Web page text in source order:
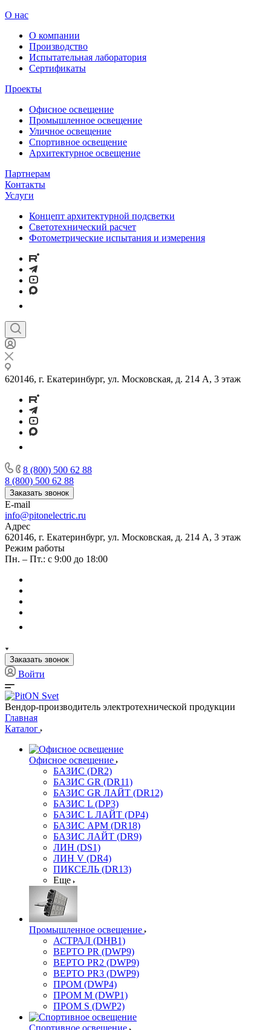
О нас
О компании
Производство
Испытательная лаборатория
Сертификаты
Проекты
Офисное освещение
Промышленное освещение
Уличное освещение
Спортивное освещение
Архитектурное освещение
Партнерам
Контакты
Услуги
Концепт архитектурной подсветки
Светотехнический расчет
Фотометрические испытания и измерения
620146, г. Екатеринбург, ул. Московская, д. 214 А, 3 этаж
8 (800) 500 62 88
8 (800) 500 62 88
Заказать звонок
E-mail
info@pitonelectric.ru
Адрес
620146, г. Екатеринбург, ул. Московская, д. 214 А, 3 этаж
Режим работы
Пн. – Пт.: с 9:00 до 18:00
Заказать звонок
Войти
Вендор-производитель электротехнической продукции
Главная
Каталог
Офисное освещение
БАЗИС (DR2)
БАЗИС GR (DR11)
БАЗИС GR ЛАЙТ (DR12)
БАЗИС L (DP3)
БАЗИС L ЛАЙТ (DP4)
БАЗИС АРМ (DR18)
БАЗИС ЛАЙТ (DR9)
ЛИН (DS1)
ЛИН V (DR4)
ПИКСЕЛЬ (DR13)
Еще
Промышленное освещение
АСТРАЛ (DHB1)
ВЕРТО PR (DWP9)
ВЕРТО PR2 (DWP9)
ВЕРТО PR3 (DWP9)
ПРОМ (DWP4)
ПРОМ M (DWP1)
ПРОМ S (DWP2)
Спортивное освещение